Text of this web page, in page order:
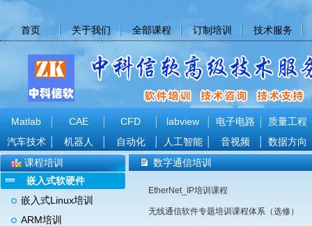
首页 关于我们 全部课程 订制培训 技术服务
Matlab CAE CFD labview 电子电路
质量工程
汽车技术
机器人 自动化 人工智能 音视频
数据方向
课程培训
嵌入式软硬件
嵌入式Linux培训
ARM培训
数字通信培训
EtherNet_IP培训课程
无线通信软件专题培训课程体系（选修）